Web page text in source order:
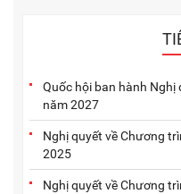
Quốc hội ban hành
năm 2027
Nghị quyết về Chương
2025
Nghị quyết về Chương